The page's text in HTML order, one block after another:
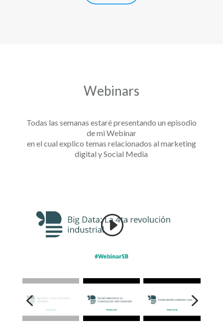
Webinars
Todas las semanas estaré presentando un episodio
de mi Webinar
en el cual explico temas relacionados al marketing
digital y Social Media